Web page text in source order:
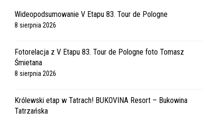
Wideopodsumowanie V Etapu 83. Tour de Pologne
8 sierpnia 2026
Fotorelacja z V Etapu 83. Tour de Pologne foto Tomasz
Śmietana
8 sierpnia 2026
Królewski etap w Tatrach! BUKOVINA Resort – Bukowina
Tatrzańska